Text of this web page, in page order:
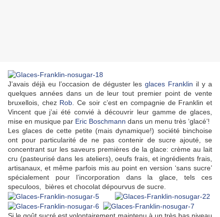
J’avais déjà eu l’occasion de déguster lesglaces Franklin il y a
quelques années dans un de leur tout premier point de vente
bruxellois, chez Rob . Ce soir c’est en compagnie de Franklin et
Vincent que j’ai été convié à découvrir leur gamme de glaces,
mise en musique par Eric Boschmann dans un menu très ‘glacé’!
Les glaces de cette petite (mais dynamique!) société binchoise
ont pour particularité de ne pas contenir de sucre ajouté, se
concentrant sur les saveurs premières de la glace: crème au lait
cru (pasteurisé dans les ateliers), oeufs frais, et ingrédients frais,
artisanaux, et même parfois mis au point en version ‘sans sucre’
spécialement pour l’incorporation dans la glace, tels ces
speculoos, bières et chocolat dépourvus de sucre.
Si le goût sucré est volontairement maintenu à un très bas niveau